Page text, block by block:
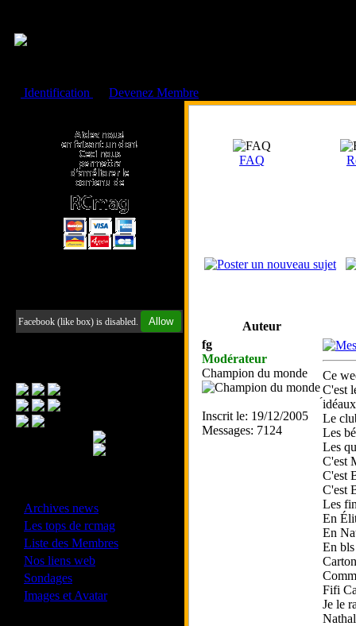
Identification
Devenez Membre
Facebook (like box) is disabled. Allow
Archives news
Les tops de rcmag
Liste des Membres
Nos liens web
Sondages
Images et Avatar
FAQ
Auteur
fg
Modérateur
Champion du monde
Inscrit le: 19/12/2005
Messages: 7124
Ce
C'est
Le
Les
Les
C'est
C'est
C'est
Les
En
En
En
Fifi
Je le